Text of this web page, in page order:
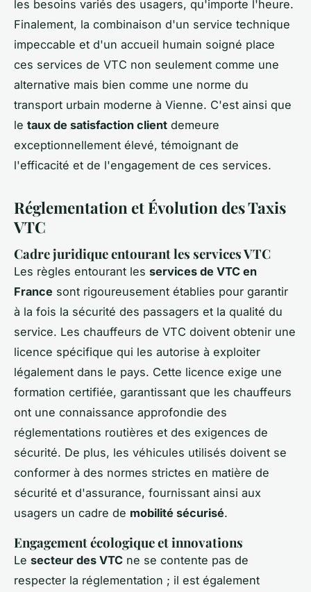
les besoins variés des usagers, qu'importe l'heure.
Finalement, la combinaison d'un service technique
impeccable et d'un accueil humain soigné place
ces services de VTC non seulement comme une
alternative mais bien comme une norme du
transport urbain moderne à Vienne. C'est ainsi que
le taux de satisfaction client demeure
exceptionnellement élevé, témoignant de
l'efficacité et de l'engagement de ces services.
Réglementation et Évolution des Taxis
VTC
Cadre juridique entourant les services VTC
Les règles entourant les services de VTC en
France sont rigoureusement établies pour garantir
à la fois la sécurité des passagers et la qualité du
service. Les chauffeurs de VTC doivent obtenir une
licence spécifique qui les autorise à exploiter
légalement dans le pays. Cette licence exige une
formation certifiée, garantissant que les chauffeurs
ont une connaissance approfondie des
réglementations routières et des exigences de
sécurité. De plus, les véhicules utilisés doivent se
conformer à des normes strictes en matière de
sécurité et d'assurance, fournissant ainsi aux
usagers un cadre de mobilité sécurisé.
Engagement écologique et innovations
Le secteur des VTC ne se contente pas de
respecter la réglementation ; il est également